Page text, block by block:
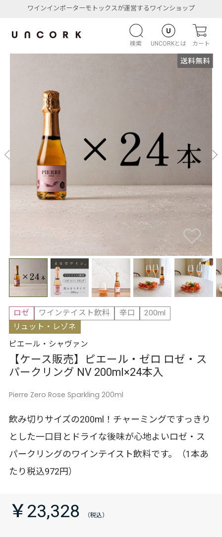
ワインインポーターモトックスが運営するワインショップ
検索 UNCORKとは カート
ロゼ ワインテイスト飲料 辛口
200ml
リュット・レゾネ
ピエール・シャヴァン
【ケース販売】ピエール・ゼロ ロゼ・ス
パークリング NV 200ml×24本入
Pierre Zero Rose Sparkling 200ml
飲み切りサイズの200ml！チャーミングですっきり
とした一口目とドライな後味が心地よいロゼ・ス
パークリングのワインテイスト飲料です。（1本あ
たり税込972円）
￥23,328